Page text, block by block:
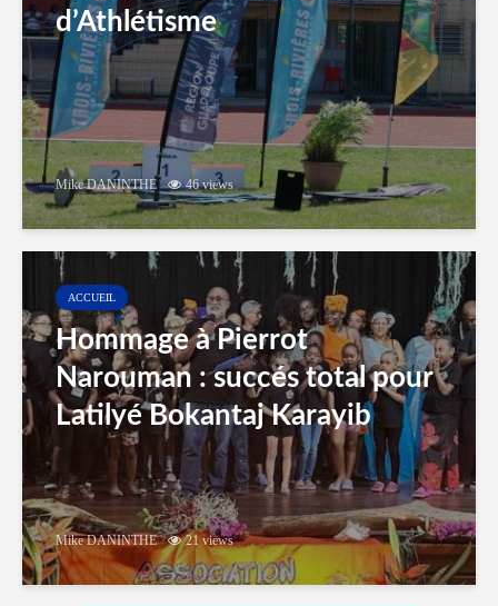
d’Athlétisme
Mike DANINTHE 46 views
ACCUEIL
Hommage à Pierrot
Narouman : succés total pour
Latilyé Bokantaj Karayib
Mike DANINTHE 21 views